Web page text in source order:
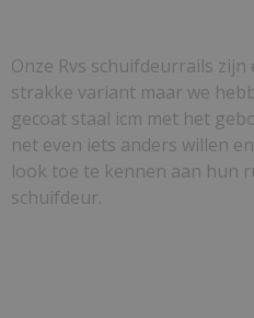
Onze Rvs schuifdeurrails
strakke variant maar we
gecoat staal icm met het
net even iets anders willen
look toe te kennen aan hun
schuifdeur.